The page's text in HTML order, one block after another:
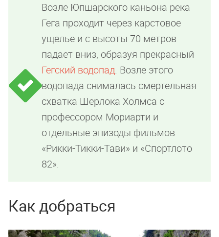
Возле Юпшарского каньона река
Гега проходит через карстовое
ущелье и с высоты 70 метров
падает вниз, образуя прекрасный
Гегский водопад. Возле этого
водопада снималась смертельная
схватка Шерлока Холмса с
профессором Мориарти и
отдельные эпизоды фильмов
«Рикки-Тикки-Тави» и «Спортлото
82».
Как добраться